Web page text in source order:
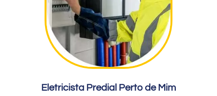
Eletricista Predial Perto de Mim